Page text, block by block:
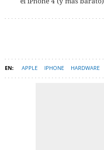
APPLE IPHONE HARDWARE